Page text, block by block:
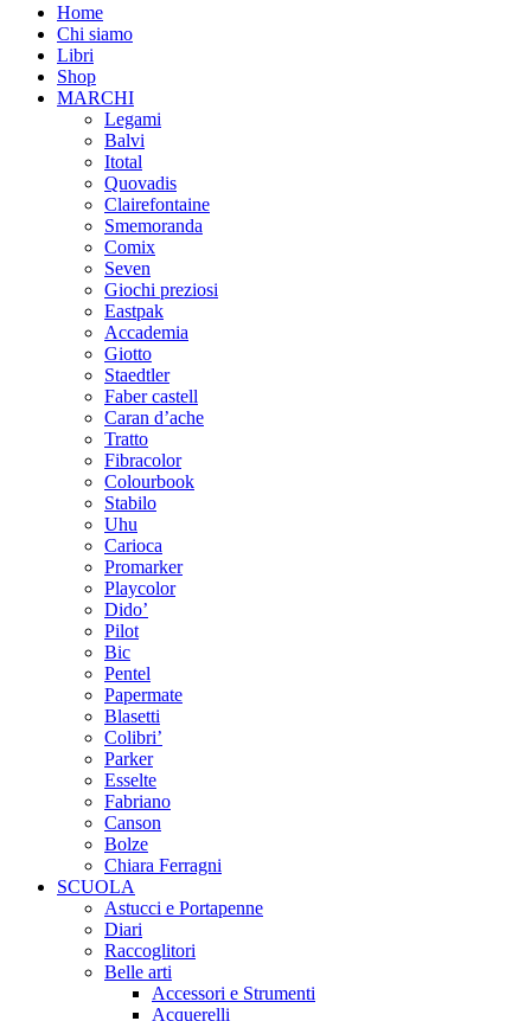
Home
Chi siamo
Libri
Shop
MARCHI
Legami
Balvi
Itotal
Quovadis
Clairefontaine
Smemoranda
Comix
Seven
Giochi preziosi
Eastpak
Accademia
Giotto
Staedtler
Faber castell
Caran d’ache
Tratto
Fibracolor
Colourbook
Stabilo
Uhu
Carioca
Promarker
Playcolor
Dido’
Pilot
Bic
Pentel
Papermate
Blasetti
Colibri’
Parker
Esselte
Fabriano
Canson
Bolze
Chiara Ferragni
SCUOLA
Astucci e Portapenne
Diari
Raccoglitori
Belle arti
Accessori e Strumenti
Acquerelli